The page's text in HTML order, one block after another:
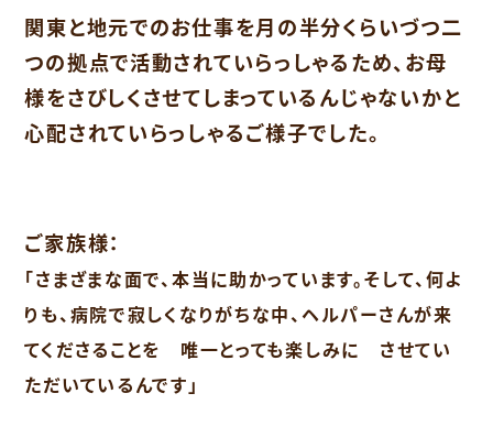
関東と地元でのお仕事を月の半分くらいづつ二
つの拠点で活動されていらっしゃるため、お母
様をさびしくさせてしまっているんじゃないかと
心配されていらっしゃるご様子でした。
ご家族様：
「さまざまな面で、本当に助かっています。そして、何よ
りも、病院で寂しくなりがちな中、ヘルパーさんが来
てくださることを 唯一とっても楽しみに させてい
ただいているんです」